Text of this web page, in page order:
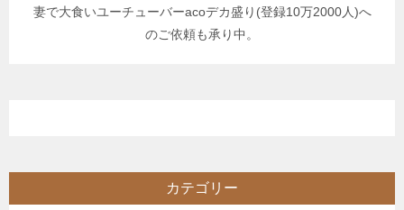
妻で大食いユーチューバーacoデカ盛り(登録10万2000人)へ
のご依頼も承り中。
カテゴリー